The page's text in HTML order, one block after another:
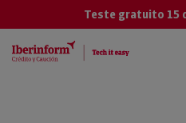
Teste gratuito 15